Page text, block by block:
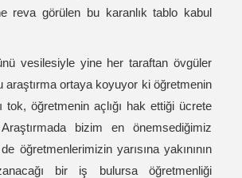
reva görülen bu karanlık tablo kabul
vesilesiyle yine her taraftan övgüler
araştırma ortaya koyuyor ki öğretmenin
tok, öğretmenin açlığı hak ettiği ücrete
bizim en önemsediğimiz
öğretmenlerimizin yarısına yakınının
bir iş bulursa öğretmenliği